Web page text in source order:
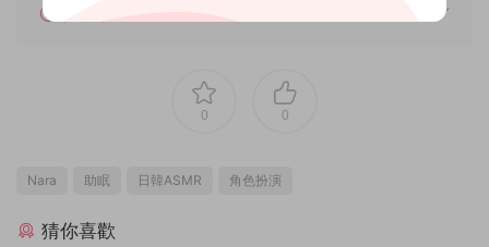
0 0
Nara 助眠 日韓ASMR 角色扮演
猜你喜歡